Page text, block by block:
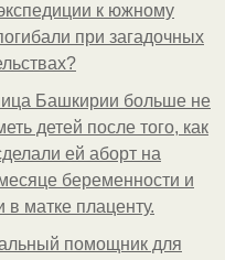
к южному
при загадочных
Башкирии больше не
детей после того, как
ей аборт на
беременности и
в матке плаценту.
помощник для